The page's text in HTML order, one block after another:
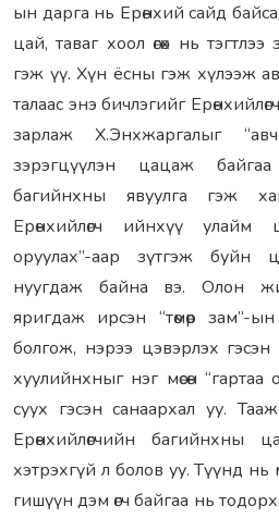
ын дарга нь Ерөнхий сайд
цай, таваг хоол өгөх нь
гэж үү. Хүн ёсны гэж хүлээж авч
талаас энэ бичлэгийг
зарлаж Х.Энхжаргалыг
зэрэгцүүлэн цацаж
багийнхны явуулга гэж
Ерөнхийлөгч ийнхүү
оруулах”-аар зүтгэж буйн
нуугдаж байна вэ. Олон
яригдаж ирсэн “төмөр зам”-
болгож, нэрээ цэвэрлэх
хуулийнхныг нэг мөсөн
суух гэсэн санаархал уу.
Ерөнхийлөгчийн багийнхны
хэтрэхгүй л болов уу. Түүнд
гишүүн дэм өгч байгаа нь